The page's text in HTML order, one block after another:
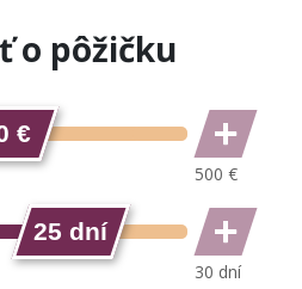
o pôžičku
€
25 dní